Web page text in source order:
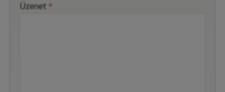
Üzenet *